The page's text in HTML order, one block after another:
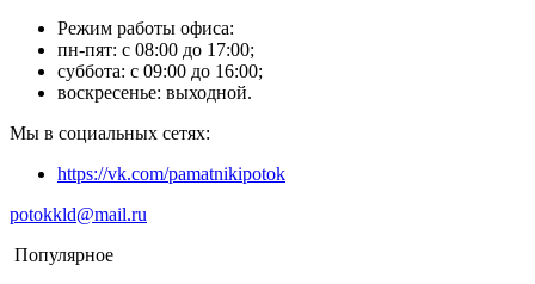
Режим работы офиса:
пн-пят: с 08:00 до 17:00;
суббота: с 09:00 до 16:00;
воскресенье: выходной.
Мы в социальных сетях:
https://vk.com/pamatnikipotok
potokkld@mail.ru
Популярное